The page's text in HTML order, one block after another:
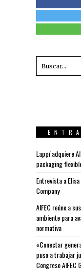
Lappí adquiere
packaging
Entrevista a
Company
AIFEC reúne a
ambiente para
normativa
«Conectar
puso a trabajar
Congreso AIFEC